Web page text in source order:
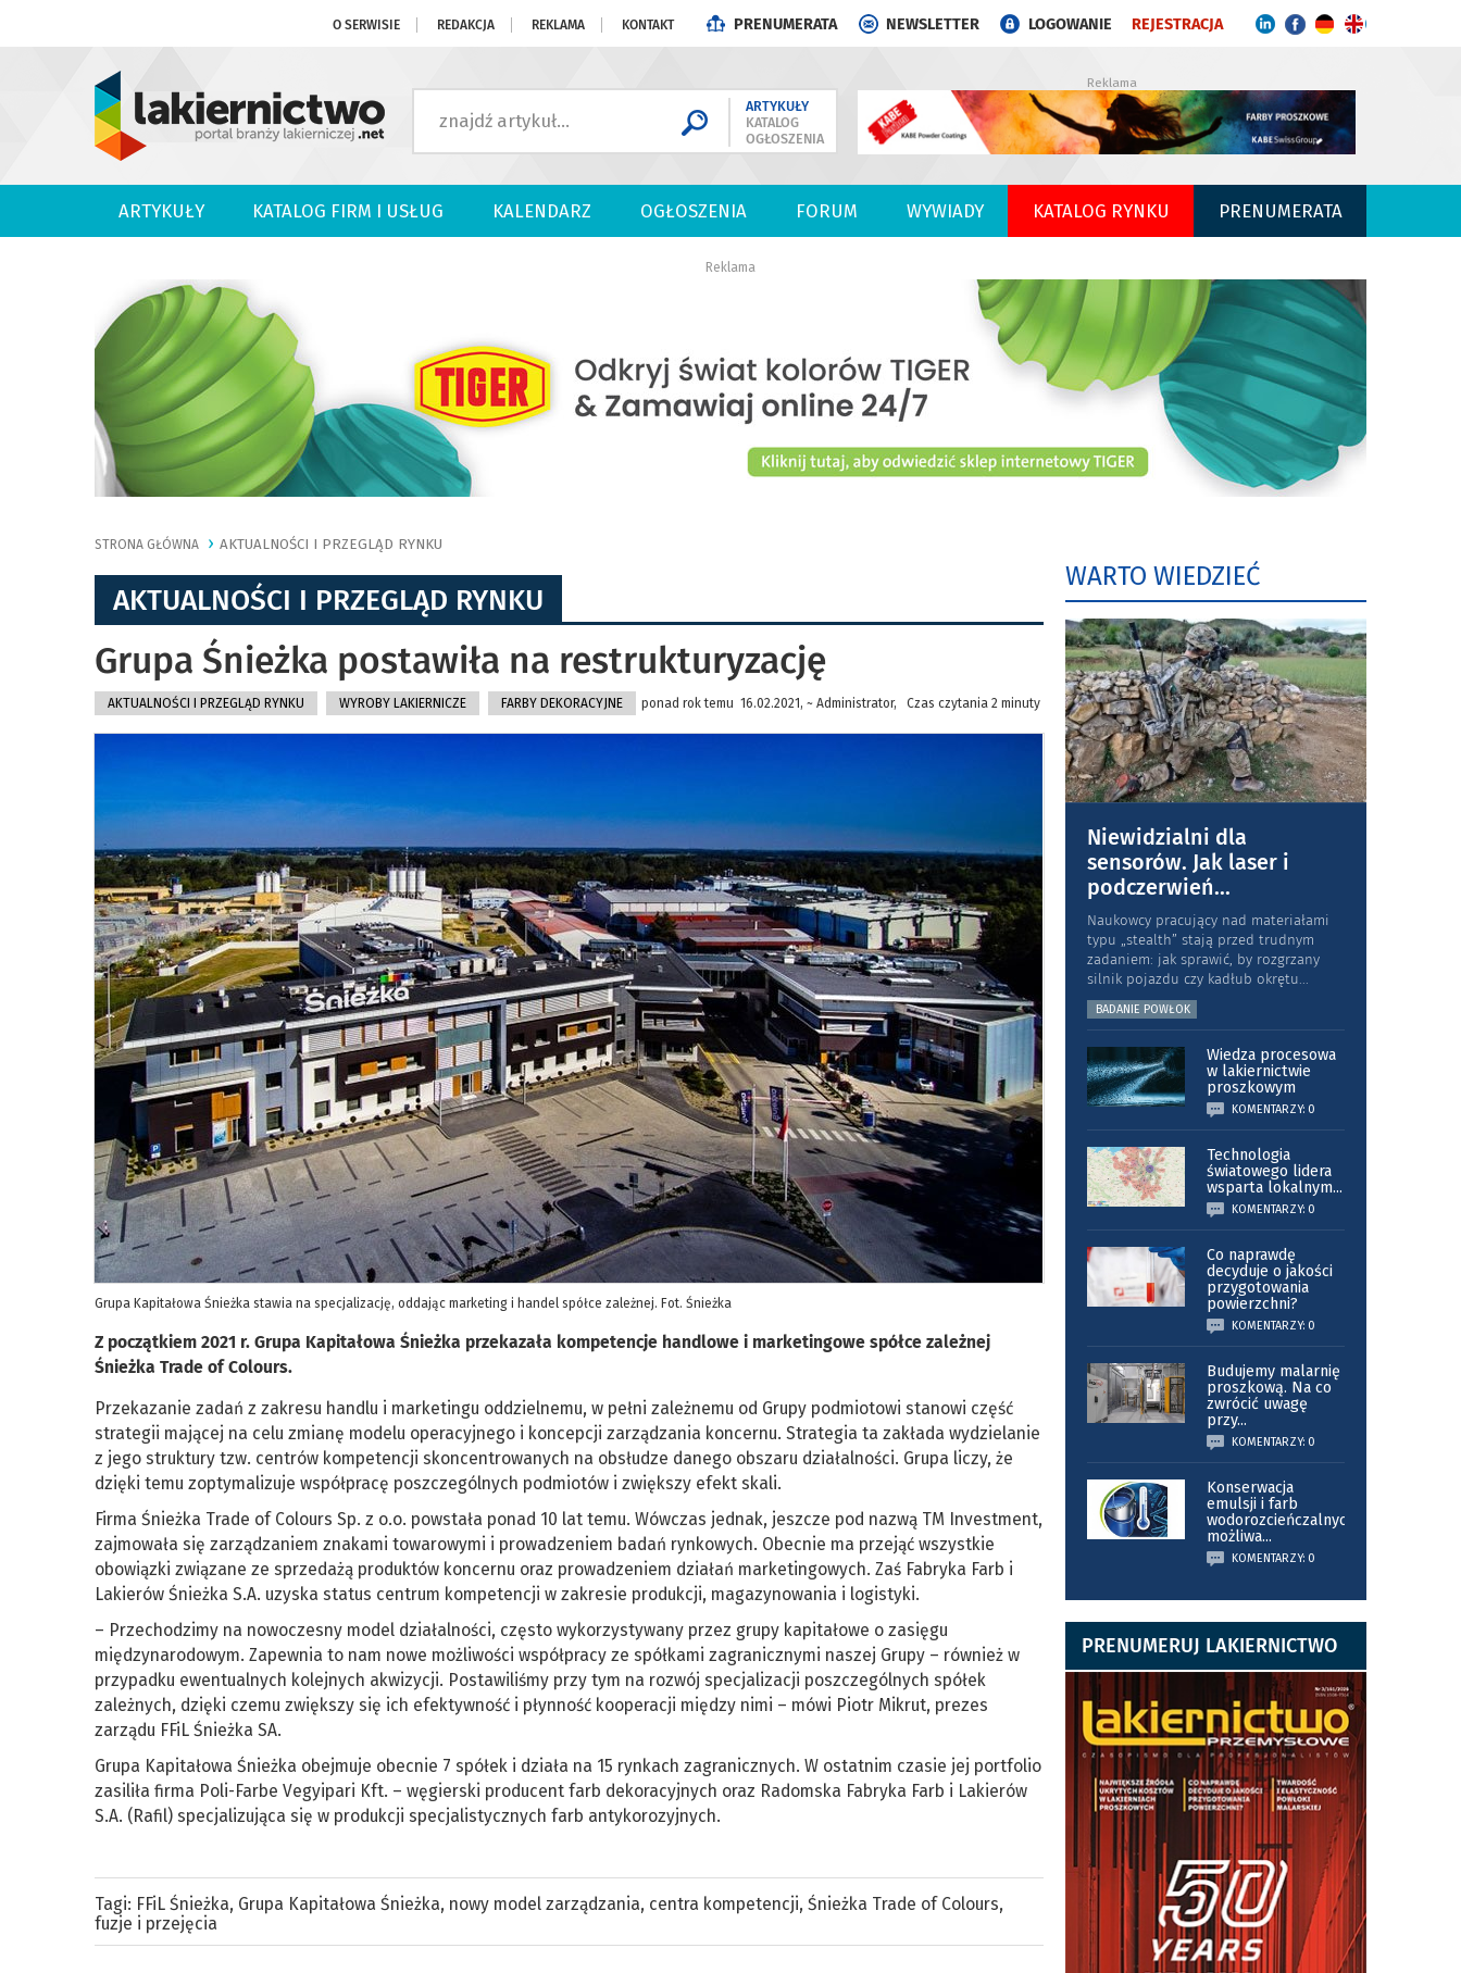
O SERWISIE REDAKCJA REKLAMA KONTAKT PRENUMERATA NEWSLETTER LOGOWANIE REJESTRACJA
ARTYKUŁY
KATALOG
OGŁOSZENIA
Reklama
ARTYKUŁY KATALOG FIRM I USŁUG KALENDARZ OGŁOSZENIA FORUM WYWIADY KATALOG RYNKU PRENUMERATA
Reklama
STRONA GŁÓWNA AKTUALNOŚCI I PRZEGLĄD RYNKU
AKTUALNOŚCI I PRZEGLĄD RYNKU
Grupa Śnieżka postawiła na restrukturyzację
AKTUALNOŚCI I PRZEGLĄD RYNKU WYROBY LAKIERNICZE FARBY DEKORACYJNE ponad rok temu 16.02.2021, ~ Administrator, Czas czytania 2 minuty
Grupa Kapitałowa Śnieżka stawia na specjalizację, oddając marketing i handel spółce zależnej. Fot. Śnieżka
Z początkiem 2021 r. Grupa Kapitałowa Śnieżka przekazała kompetencje handlowe i marketingowe spółce zależnej
Śnieżka Trade of Colours.
Przekazanie zadań z zakresu handlu i marketingu oddzielnemu, w pełni zależnemu od Grupy podmiotowi stanowi część
strategii mającej na celu zmianę modelu operacyjnego i koncepcji zarządzania koncernu. Strategia ta zakłada wydzielanie
z jego struktury tzw. centrów kompetencji skoncentrowanych na obsłudze danego obszaru działalności. Grupa liczy, że
dzięki temu zoptymalizuje współpracę poszczególnych podmiotów i zwiększy efekt skali.
Firma Śnieżka Trade of Colours Sp. z o.o. powstała ponad 10 lat temu. Wówczas jednak, jeszcze pod nazwą TM Investment,
zajmowała się zarządzaniem znakami towarowymi i prowadzeniem badań rynkowych. Obecnie ma przejąć wszystkie
obowiązki związane ze sprzedażą produktów koncernu oraz prowadzeniem działań marketingowych. Zaś Fabryka Farb i
Lakierów Śnieżka S.A. uzyska status centrum kompetencji w zakresie produkcji, magazynowania i logistyki.
– Przechodzimy na nowoczesny model działalności, często wykorzystywany przez grupy kapitałowe o zasięgu
międzynarodowym. Zapewnia to nam nowe możliwości współpracy ze spółkami zagranicznymi naszej Grupy – również w
przypadku ewentualnych kolejnych akwizycji. Postawiliśmy przy tym na rozwój specjalizacji poszczególnych spółek
zależnych, dzięki czemu zwiększy się ich efektywność i płynność kooperacji między nimi – mówi Piotr Mikrut, prezes
zarządu FFiL Śnieżka SA.
Grupa Kapitałowa Śnieżka obejmuje obecnie 7 spółek i działa na 15 rynkach zagranicznych. W ostatnim czasie jej portfolio
zasiliła firma Poli-Farbe Vegyipari Kft. – węgierski producent farb dekoracyjnych oraz Radomska Fabryka Farb i Lakierów
S.A. (Rafil) specjalizująca się w produkcji specjalistycznych farb antykorozyjnych.
Tagi: FFiL Śnieżka, Grupa Kapitałowa Śnieżka, nowy model zarządzania, centra kompetencji, Śnieżka Trade of Colours,
fuzje i przejęcia
WARTO WIEDZIEĆ
Niewidzialni dla
sensorów. Jak laser i
podczerwień...
Naukowcy pracujący nad materiałami
typu „stea­lth” stają przed trudnym
zadaniem: jak sprawić, by rozgrzany
silnik pojazdu czy kadłub okrętu...
BADANIE POWŁOK
Wiedza procesowa
w lakiernictwie
proszkowym
KOMENTARZY: 0
Technologia
światowego lidera
wsparta lokalnym...
KOMENTARZY: 0
Co naprawdę
decyduje o jakości
przygotowania
powierzchni?
KOMENTARZY: 0
Budujemy malarnię
proszkową. Na co
zwrócić uwagę
przy...
KOMENTARZY: 0
Konserwacja
emulsji i farb
wodorozcieńczalnych
możliwa...
KOMENTARZY: 0
PRENUMERUJ LAKIERNICTWO